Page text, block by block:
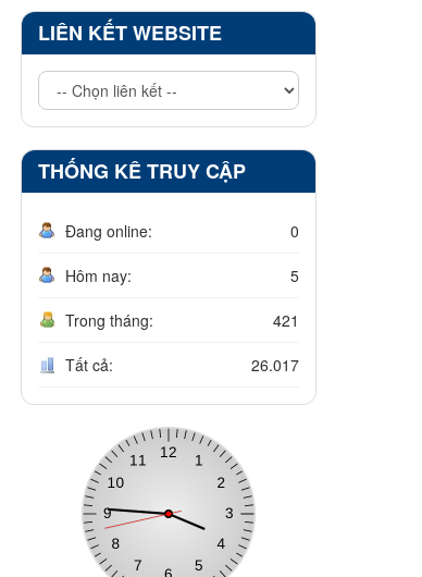
LIÊN KẾT WEBSITE
THỐNG KÊ TRUY CẬP
Đang online: 0
Hôm nay: 5
Trong tháng: 421
Tất cả: 26.017